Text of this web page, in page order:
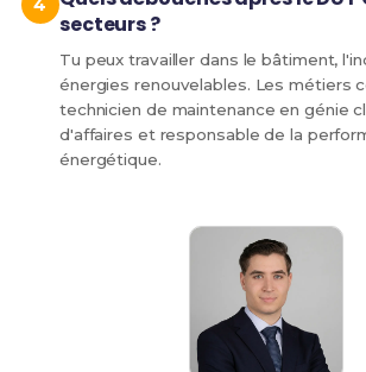
secteurs ?
Tu peux travailler dans le bâtiment,
énergies renouvelables. Les métiers
technicien de maintenance en génie
d'affaires et responsable de la
énergétique.